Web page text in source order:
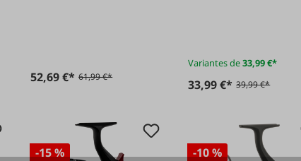
52,69 €* 61,99 €*
Variantes de33,99 €*
33,99 €* 39,99 €*
-15 % -10 %